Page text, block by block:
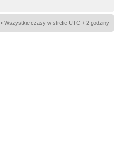
• Wszystkie czasy w strefie UTC + 2 godziny